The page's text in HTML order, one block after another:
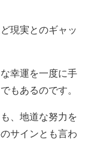
現実とのギャッ
幸運を一度に手
もあるのです。
、地道な努力を
サインとも言わ